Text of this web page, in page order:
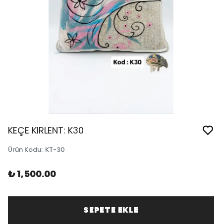
KEÇE KIRLENT: K30
Ürün Kodu: KT-30
₺ 1,500.00
SEPETE EKLE